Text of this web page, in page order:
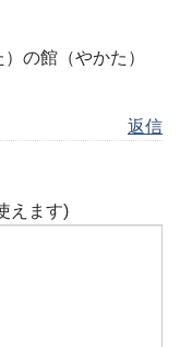
（やかた）
返信
えます)